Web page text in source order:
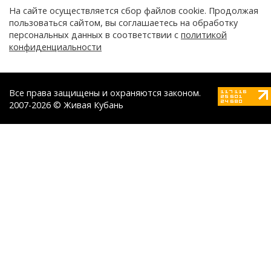
На сайте осуществляется сбор файлов cookie. Продолжая
пользоваться сайтом, вы соглашаетесь на обработку
персональных данных в соответствии с политикой
конфиденциальности
Все права защищены и охраняются законом.
2007-2026 © Живая Кубань